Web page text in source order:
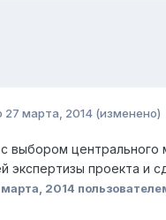
27 марта, 2014 (изменено)
выбором центрального
экспертизы проекта и
2014